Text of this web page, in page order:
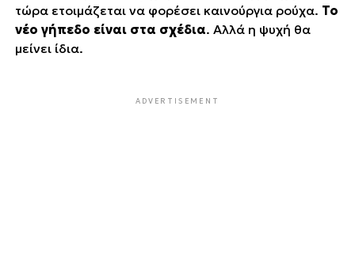
τώρα ετοιμάζεται να φορέσει καινούργια ρούχα. Το
νέο γήπεδο είναι στα σχέδια. Αλλά η ψυχή θα
μείνει ίδια.
ADVERTISEMENT